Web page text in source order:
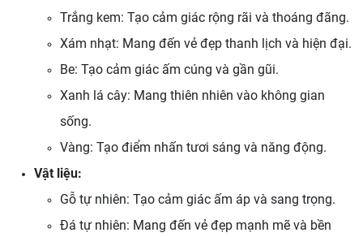
Trắng kem: Tạo cảm giác rộng rãi và thoáng đãng.
Xám nhạt: Mang đến vẻ đẹp thanh lịch và hiện đại.
Be: Tạo cảm giác ấm cúng và gần gũi.
Xanh lá cây: Mang thiên nhiên vào không gian
sống.
Vàng: Tạo điểm nhấn tươi sáng và năng động.
Vật liệu:
Gỗ tự nhiên: Tạo cảm giác ấm áp và sang trọng.
Đá tự nhiên: Mang đến vẻ đẹp mạnh mẽ và bền